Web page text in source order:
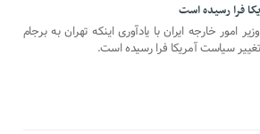
فرا رسیده است
امور خارجه ایران با یادآوری اینکه تهران به برجام
سیاست آمریکا فرا رسیده است.